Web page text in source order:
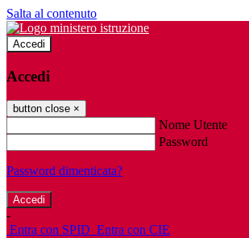
Salta al contenuto
Accedi
Accedi
button close ×
Nome Utente
Password
Password dimenticata?
-
Entra con SPID Entra con CIE